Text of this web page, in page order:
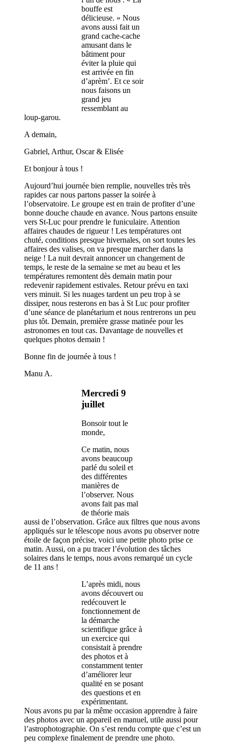
bouffe est
délicieuse. » Nous
avons aussi fait un
grand cache-cache
amusant dans le
bâtiment pour
éviter la pluie qui
est arrivée en fin
d’aprèm’. Et ce soir
nous faisons un
grand jeu
ressemblant au
loup-garou.
A demain,
Gabriel, Arthur, Oscar & Elisée
Et bonjour à tous !
Aujourd’hui journée bien remplie, nouvelles très très
rapides car nous partons passer la soirée à
l’observatoire. Le groupe est en train de profiter d’une
bonne douche chaude en avance. Nous partons ensuite
vers St-Luc pour prendre le funiculaire. Attention
affaires chaudes de rigueur ! Les températures ont
chuté, conditions presque hivernales, on sort toutes les
affaires des valises, on va presque marcher dans la
neige ! La nuit devrait annoncer un changement de
temps, le reste de la semaine se met au beau et les
températures remontent dès demain matin pour
redevenir rapidement estivales. Retour prévu en taxi
vers minuit. Si les nuages tardent un peu trop à se
dissiper, nous resterons en bas à St Luc pour profiter
d’une séance de planétarium et nous rentrerons un peu
plus tôt. Demain, première grasse matinée pour les
astronomes en tout cas. Davantage de nouvelles et
quelques photos demain !
Bonne fin de journée à tous !
Manu A.
Mercredi 9
juillet
Bonsoir tout le
monde,
Ce matin, nous
avons beaucoup
parlé du soleil et
des différentes
manières de
l’observer. Nous
avons fait pas mal
de théorie mais
aussi de l’observation. Grâce aux filtres que nous avons
appliqués sur le télescope nous avons pu observer notre
étoile de façon précise, voici une petite photo prise ce
matin. Aussi, on a pu tracer l’évolution des tâches
solaires dans le temps, nous avons remarqué un cycle
de 11 ans !
L’après midi, nous
avons découvert ou
redécouvert le
fonctionnement de
la démarche
scientifique grâce à
un exercice qui
consistait à prendre
des photos et à
constamment tenter
d’améliorer leur
qualité en se posant
des questions et en
expérimentant.
Nous avons pu par la même occasion apprendre à faire
des photos avec un appareil en manuel, utile aussi pour
l’astrophotographie. On s’est rendu compte que c’est un
peu complexe finalement de prendre une photo.